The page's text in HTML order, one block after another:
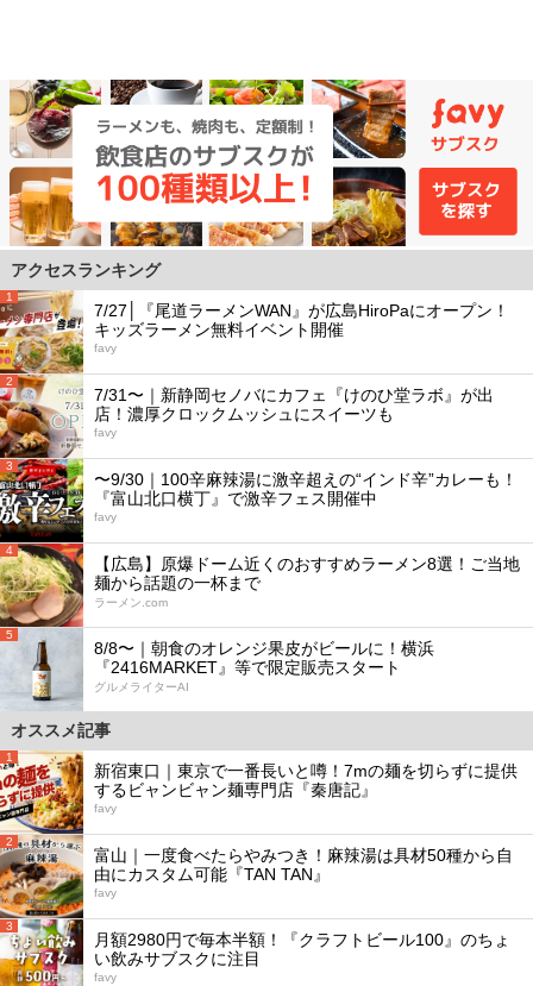
アクセスランキング
1
7/27│『尾道ラーメンWAN』が広島HiroPaにオープン！
キッズラーメン無料イベント開催
favy
2
7/31〜｜新静岡セノバにカフェ『けのひ堂ラボ』が出
店！濃厚クロックムッシュにスイーツも
favy
3
〜9/30｜100辛麻辣湯に激辛超えの“インド辛”カレーも！
『富山北口横丁』で激辛フェス開催中
favy
4
【広島】原爆ドーム近くのおすすめラーメン8選！ご当地
麺から話題の一杯まで
ラーメン.com
5
8/8〜｜朝食のオレンジ果皮がビールに！横浜
『2416MARKET』等で限定販売スタート
グルメライターAI
オススメ記事
1
新宿東口｜東京で一番長いと噂！7mの麺を切らずに提供
するビャンビャン麺専門店『秦唐記』
favy
2
富山｜一度食べたらやみつき！麻辣湯は具材50種から自
由にカスタム可能『TAN TAN』
favy
3
月額2980円で毎本半額！『クラフトビール100』のちょ
い飲みサブスクに注目
favy